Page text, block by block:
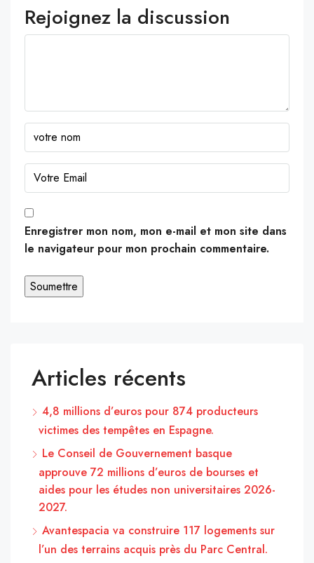
Rejoignez la discussion
Enregistrer mon nom, mon e-mail et mon site dans
le navigateur pour mon prochain commentaire.
Articles récents
4,8 millions d’euros pour 874 producteurs
victimes des tempêtes en Espagne.
Le Conseil de Gouvernement basque
approuve 72 millions d’euros de bourses et
aides pour les études non universitaires 2026-
2027.
Avantespacia va construire 117 logements sur
l’un des terrains acquis près du Parc Central.